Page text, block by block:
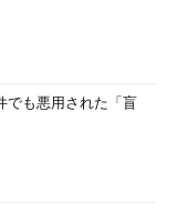
でも悪用された「盲